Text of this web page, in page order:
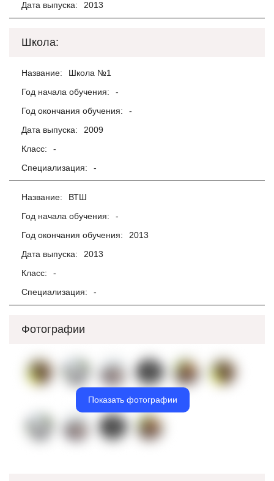
Дата выпуска:
2013
Школа:
Название:
Школа №1
Год начала обучения:
-
Год окончания обучения:
-
Дата выпуска:
2009
Класс:
-
Специализация:
-
Название:
ВТШ
Год начала обучения:
-
Год окончания обучения:
2013
Дата выпуска:
2013
Класс:
-
Специализация:
-
Фотографии
Показать фотографии